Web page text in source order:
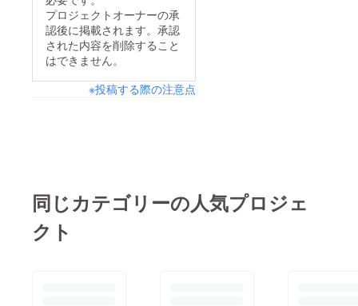
プロジェクトオーナーの承
認後に掲載されます。承認
された内容を削除すること
はできません。
※投稿する際の注意点
同じカテゴリーの人気プロジェ
クト